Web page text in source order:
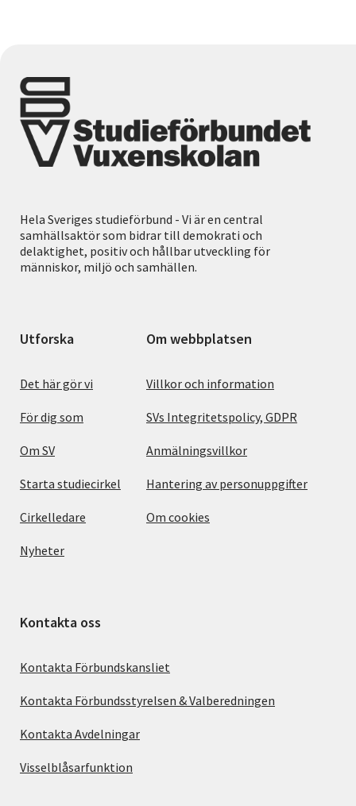
Hela Sveriges studieförbund - Vi är en central
samhällsaktör som bidrar till demokrati och
delaktighet, positiv och hållbar utveckling för
människor, miljö och samhällen.
Utforska
Det här gör vi
För dig som
Om SV
Starta studiecirkel
Cirkelledare
Nyheter
Om webbplatsen
Villkor och information
SVs Integritetspolicy, GDPR
Anmälningsvillkor
Hantering av personuppgifter
Om cookies
Kontakta oss
Kontakta Förbundskansliet
Kontakta Förbundsstyrelsen & Valberedningen
Kontakta Avdelningar
Visselblåsarfunktion